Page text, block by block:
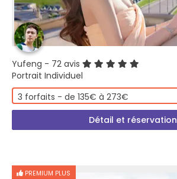
Yufeng - 72 avis
Portrait Individuel
3 forfaits - de 135€ à 273€
Détail et réservation
PREMIUM PLUS